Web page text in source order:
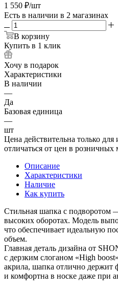
1 550 ₽/шт
Есть в наличии в 2 магазинах
В корзину
Купить в 1 клик
Хочу в подарок
Характеристики
В наличии
—
Да
Базовая единица
—
шт
Цена действительна только
отличаться от цен в розничных
Описание
Характеристики
Наличие
Как купить
Стильная шапка с подворотом
высоких оборотах. Модель
что обеспечивает идеальную
объем.
Главная деталь дизайна от
с дерзким слоганом «High
акрила, шапка отлично держит
и комфортна в носке даже при